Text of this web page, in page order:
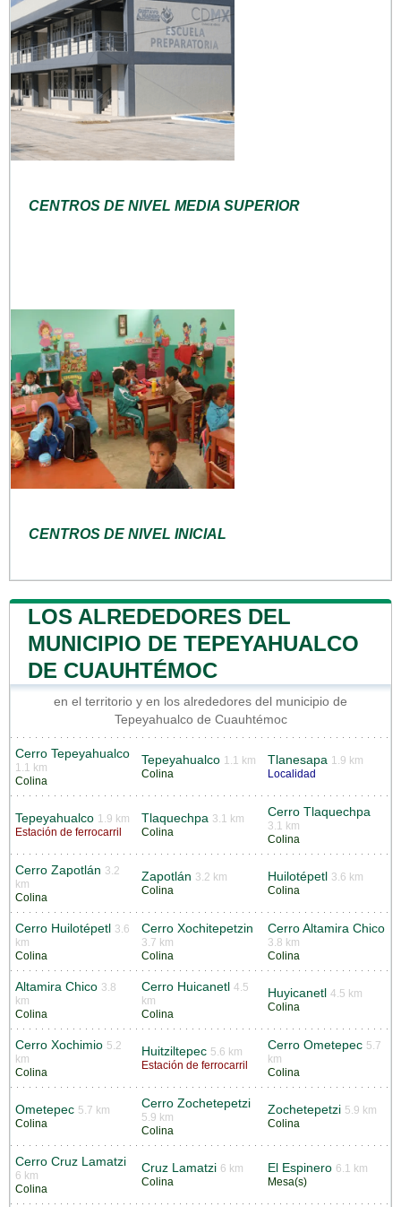
CENTROS DE NIVEL MEDIA SUPERIOR
CENTROS DE NIVEL INICIAL
LOS ALREDEDORES DEL
MUNICIPIO DE TEPEYAHUALCO
DE CUAUHTÉMOC
en el territorio y en los alrededores del municipio de
Tepeyahualco de Cuauhtémoc
Cerro Tepeyahualco
1.1 km
Colina
Tepeyahualco 1.1 km
Colina
Tlanesapa 1.9 km
Localidad
Tepeyahualco 1.9 km
Estación de ferrocarril
Tlaquechpa 3.1 km
Colina
Cerro Tlaquechpa
3.1 km
Colina
Cerro Zapotlán 3.2
km
Colina
Zapotlán 3.2 km
Colina
Huilotépetl 3.6 km
Colina
Cerro Huilotépetl 3.6
km
Colina
Cerro Xochitepetzin
3.7 km
Colina
Cerro Altamira Chico
3.8 km
Colina
Altamira Chico 3.8
km
Colina
Cerro Huicanetl 4.5
km
Colina
Huyicanetl 4.5 km
Colina
Cerro Xochimio 5.2
km
Colina
Huitziltepec 5.6 km
Estación de ferrocarril
Cerro Ometepec 5.7
km
Colina
Ometepec 5.7 km
Colina
Cerro Zochetepetzi
5.9 km
Colina
Zochetepetzi 5.9 km
Colina
Cerro Cruz Lamatzi
6 km
Colina
Cruz Lamatzi 6 km
Colina
El Espinero 6.1 km
Mesa(s)